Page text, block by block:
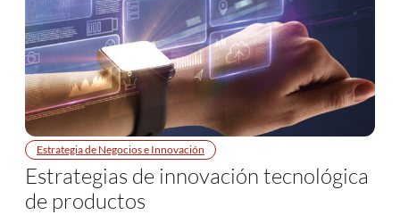
Estrategia de Negocios e Innovación
Estrategias de innovación tecnológica
de productos